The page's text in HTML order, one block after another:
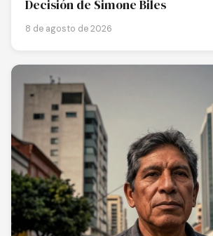
Decisión de Simone Biles
8 de agosto de 2026